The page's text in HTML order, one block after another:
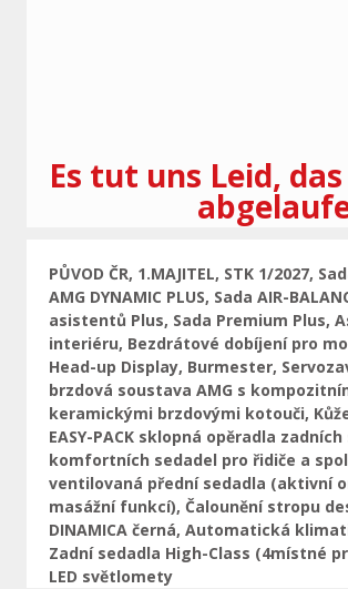
Es tut uns Leid,
PŮVOD ČR, 1.MAJITEL, STK 1/2027,
AMG DYNAMIC PLUS, Sada AIR-
asistentů Plus, Sada Premium Plus,
interiéru, Bezdrátové dobíjení pro
Head-up Display, Burmester,
brzdová soustava AMG s
keramickými brzdovými kotouči,
EASY-PACK sklopná opěradla
komfortních sedadel pro řidiče a
ventilovaná přední sedadla (aktivní
masážní funkcí), Čalounění stropu
DINAMICA černá, Automatická
Zadní sedadla High-Class (4místné
LED světlomety